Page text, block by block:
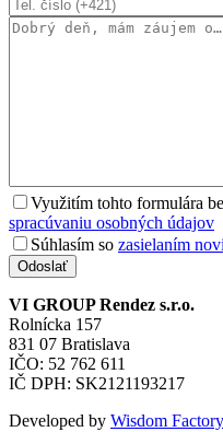
Využitím tohto formulára
spracúvaniu osobných údajov
Súhlasím so zasielaním
Odoslať
VI GROUP Rendez s.r.o.
Rolnícka 157
831 07 Bratislava
IČO: 52 762 611
IČ DPH: SK2121193217
Developed by Wisdom Factory